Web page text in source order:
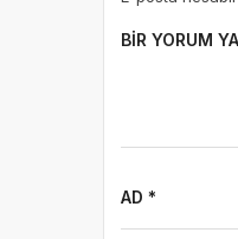
BIR YORUM
AD *